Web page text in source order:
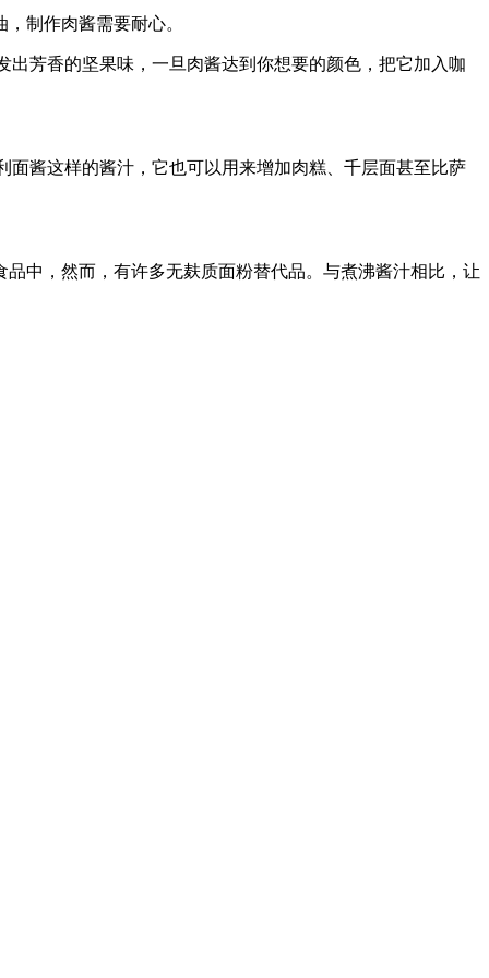
制作肉酱需要耐心。
芳香的坚果味，一旦肉酱达到你想要的颜色，把它加入咖
酱这样的酱汁，它也可以用来增加肉糕、千层面甚至比萨
中，然而，有许多无麸质面粉替代品。与煮沸酱汁相比，让